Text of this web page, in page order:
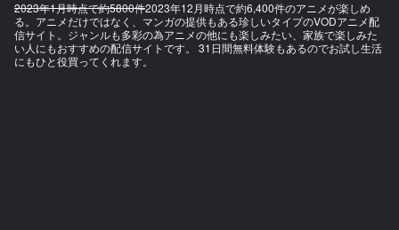
2023年1月時点で約5800件2023年12月時点で約6,400件のアニメが楽しめ
る。アニメだけではなく、マンガの提供もある珍しいタイプのVODアニメ配
信サイト。ジャンルも多彩の為アニメの他にも楽しみたい、家族で楽しみた
い人にもおすすめの配信サイトです。 31日間無料体験もあるのでお試し生活
にもひと役買ってくれます。